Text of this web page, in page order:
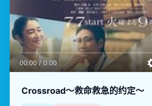
00:00/0:00
Crossroad～救命救急的约定～